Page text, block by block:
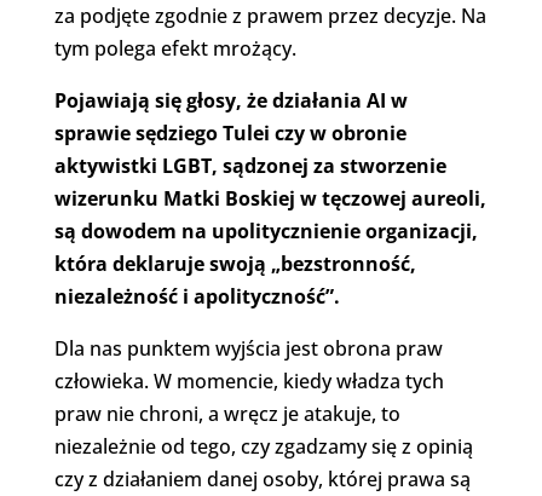
za podjęte zgodnie z prawem przez decyzje. Na
tym polega efekt mrożący.
Pojawiają się głosy, że działania AI w
sprawie sędziego Tulei czy w obronie
aktywistki LGBT, sądzonej za stworzenie
wizerunku Matki Boskiej w tęczowej aureoli,
są dowodem na upolitycznienie organizacji,
która deklaruje swoją „bezstronność,
niezależność i apolityczność”.
Dla nas punktem wyjścia jest obrona praw
człowieka. W momencie, kiedy władza tych
praw nie chroni, a wręcz je atakuje, to
niezależnie od tego, czy zgadzamy się z opinią
czy z działaniem danej osoby, której prawa są